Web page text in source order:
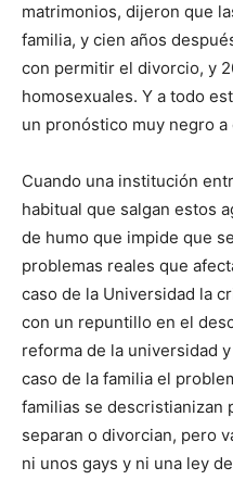
matrimonios, dijeron que
familia, y cien años
con permitir el divorcio, y
homosexuales. Y a todo
un pronóstico muy negro
Cuando una institución
habitual que salgan estos
de humo que impide que
problemas reales que
caso de la Universidad la
con un repuntillo en el
reforma de la universidad
caso de la familia el
familias se descristianizan
separan o divorcian, pero
ni unos gays y ni una ley